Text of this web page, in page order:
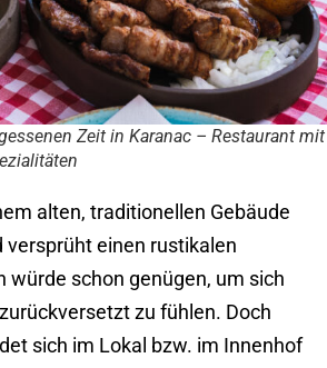
Zeit in Karanac – Restaurant mit
alten, traditionellen Gebäude
versprüht einen rustikalen
würde schon genügen, um sich
zu fühlen. Doch
sich im Lokal bzw. im Innenhof